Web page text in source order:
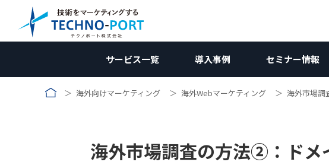
サービス一覧
新規開拓ソリューション
メーカー向け
コンサルティング
Webサイト改善・
Web制作関連
広告
導入事例
受託加工業
メーカー
セミナー情報
調査編
競合調査
企画編
メーカー向け企画
施策編
効果測定編
国内向けWebマーケティング
海外向けWebマーケティング
お問合せ
壁打ち相談会 (無料)
海外向けマーケティング 海外Webマーケティング 海外市場調
海外市場調査の方法②：ドメ